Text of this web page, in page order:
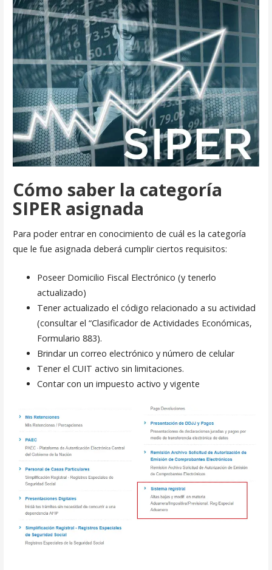
Cómo saber la categoría
SIPER asignada
Para poder entrar en conocimiento de cuál es la categoría
que le fue asignada deberá cumplir ciertos requisitos:
Poseer Domicilio Fiscal Electrónico (y tenerlo
actualizado)
Tener actualizado el código relacionado a su actividad
(consultar el “Clasificador de Actividades Económicas,
Formulario 883).
Brindar un correo electrónico y número de celular
Tener el CUIT activo sin limitaciones.
Contar con un impuesto activo y vigente